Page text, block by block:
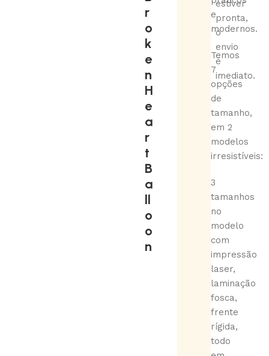
r
o
k
e
n
H
e
a
r
t
B
a
ll
o
o
n
estiver
pronta,
o
envio
é
imediato.
e
modernos.
Temos
7
opções
de
tamanho,
em 2
modelos
irresistíveis:
3
tamanhos
no
modelo
com
impressão
laser,
laminação
fosca,
frente
rígida,
todo